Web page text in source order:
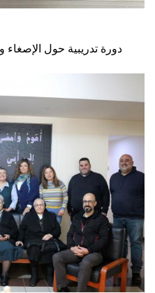
دورة تدريبية حول الإصغاء